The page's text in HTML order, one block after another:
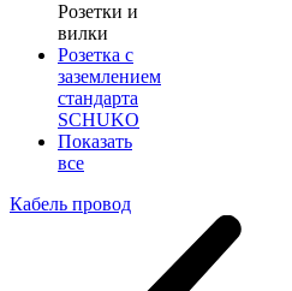
Розетки и
вилки
Розетка с
заземлением
стандарта
SCHUKO
Показать
все
Кабель провод